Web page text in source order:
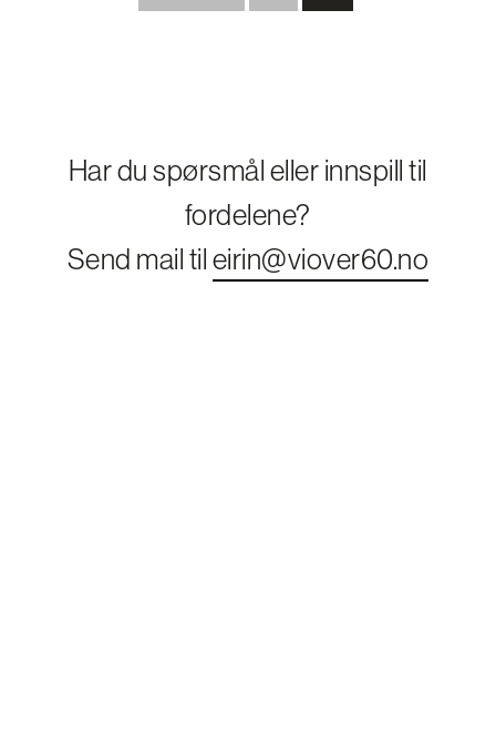
Har du spørsmål eller innspill til
fordelene?
Send mail tileirin@viover60.no